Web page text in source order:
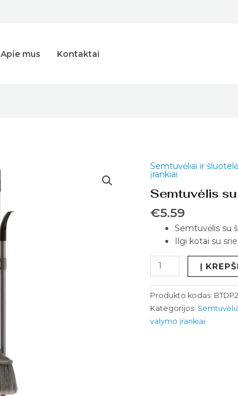
Apie mus Kontaktai
Semtuvėliai ir
įrankiai
Semtuvėlis
€5.59
Semtuvėlis su
Ilgi kotai su
produkto
kiekis:
Semtuvėlis
su
šepetuku
Į
Produkto kodas: BTDP2
Kategorijos:
valymo įrankiai